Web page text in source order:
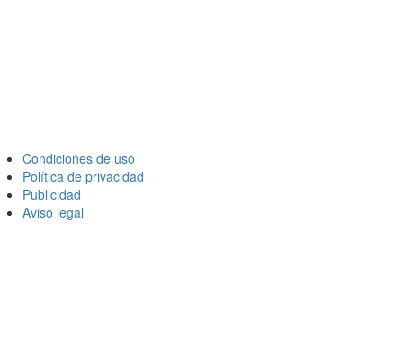
Condiciones de uso
Política de privacidad
Publicidad
Aviso legal